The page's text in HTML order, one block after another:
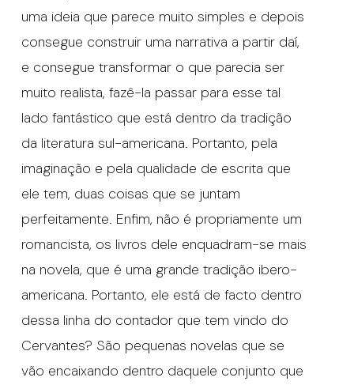
uma ideia que parece muito simples e depois
consegue construir uma narrativa a partir daí,
e consegue transformar o que parecia ser
muito realista, fazê-la passar para esse tal
lado fantástico que está dentro da tradição
da literatura sul-americana. Portanto, pela
imaginação e pela qualidade de escrita que
ele tem, duas coisas que se juntam
perfeitamente. Enfim, não é propriamente um
romancista, os livros dele enquadram-se mais
na novela, que é uma grande tradição ibero-
americana. Portanto, ele está de facto dentro
dessa linha do contador que tem vindo do
Cervantes? São pequenas novelas que se
vão encaixando dentro daquele conjunto que